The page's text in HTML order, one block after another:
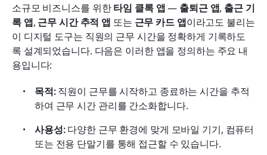
소규모 비즈니스를 위한 타임 클록 앱 — 출퇴근 앱, 출근 기
록 앱, 근무 시간 추적 앱 또는 근무 카드 앱이라고도 불리는
이 디지털 도구는 직원의 근무 시간을 정확하게 기록하도
록 설계되었습니다. 다음은 이러한 앱을 정의하는 주요 내
용입니다:
목적: 직원이 근무를 시작하고 종료하는 시간을 추적
하여 근무 시간 관리를 간소화합니다.
사용성: 다양한 근무 환경에 맞게 모바일 기기, 컴퓨터
또는 전용 단말기를 통해 접근할 수 있습니다.